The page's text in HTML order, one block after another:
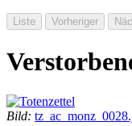
Bild: